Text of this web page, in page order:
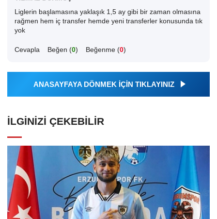
Liglerin başlamasına yaklaşık 1,5 ay gibi bir zaman olmasına
rağmen hem iç transfer hemde yeni transferler konusunda tık
yok
Cevapla Beğen (0) Beğenme (0)
ANASAYFAYA DÖNMEK İÇİN TIKLAYINIZ
İLGINIZI ÇEKEBILIR